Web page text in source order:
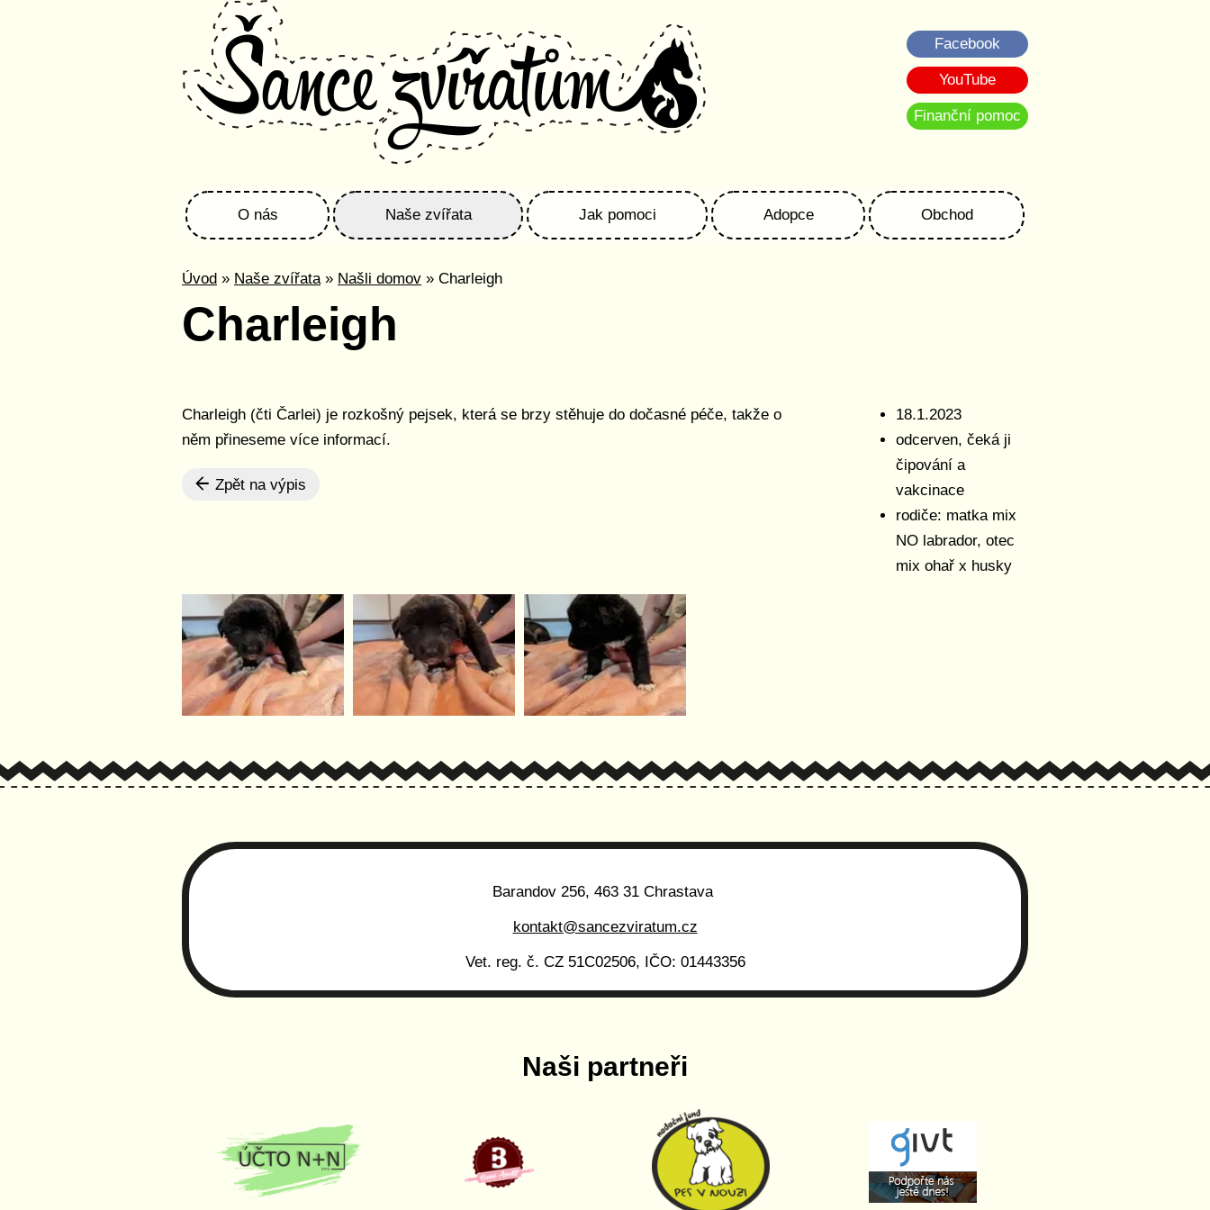
Facebook
YouTube
Finanční pomoc
O nás Naše zvířata Jak pomoci Adopce Obchod
Úvod » Naše zvířata» Našli domov » Charleigh
Charleigh
Charleigh (čti Čarlei) je rozkošný pejsek, která se brzy stěhuje do dočasné péče, takže o
něm přineseme více informací.
Zpět na výpis
18.1.2023
odcerven, čeká ji
čipování a
vakcinace
rodiče: matka mix
NO labrador, otec
mix ohař x husky
Barandov 256, 463 31 Chrastava
kontakt@sancezviratum.cz
Vet. reg. č. CZ 51C02506, IČO: 01443356
Naši partneři